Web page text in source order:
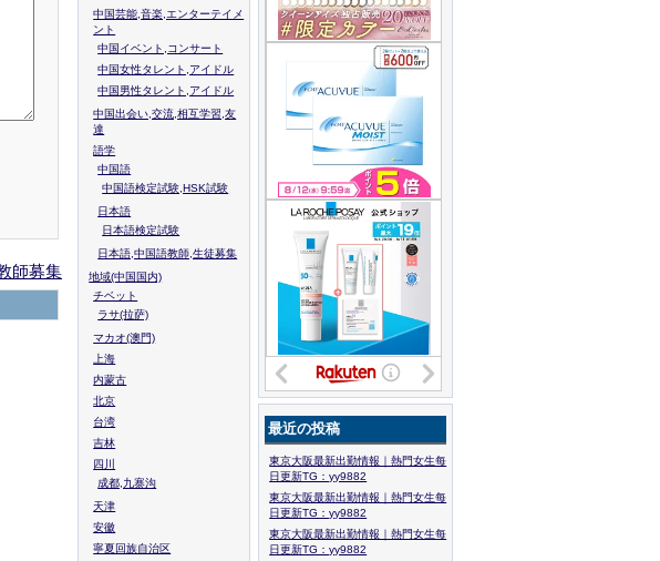
師募集
中国芸能,音楽,エンターテイメ
ント
中国イベント,コンサート
中国女性タレント,アイドル
中国男性タレント,アイドル
中国出会い,交流,相互学習,友
達
語学
中国語
中国語検定試験,HSK試験
日本語
日本語検定試験
日本語,中国語教師,生徒募集
地域(中国国内)
チベット
ラサ(拉萨)
マカオ(澳門)
上海
内蒙古
北京
台湾
吉林
四川
成都,九寨沟
天津
安徽
寧夏回族自治区
最近の投稿
東京大阪最新出勤情報｜熱門女生每
日更新TG：yy9882
東京大阪最新出勤情報｜熱門女生每
日更新TG：yy9882
東京大阪最新出勤情報｜熱門女生每
日更新TG：yy9882